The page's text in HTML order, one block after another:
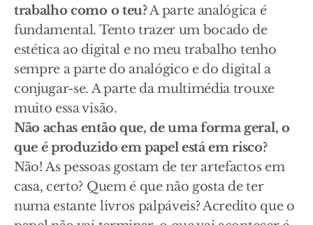
trabalho como o teu?A parte analógica é
fundamental. Tento trazer um bocado de
estética ao digital e no meu trabalho tenho
sempre a parte do analógico e do digital a
conjugar-se. A parte da multimédia trouxe
muito essa visão.
Não achas então que, de uma forma geral, o
que é produzido em papel está em risco?
Não! As pessoas gostam de ter artefactos em
casa, certo? Quem é que não gosta de ter
numa estante livros palpáveis? Acredito que o